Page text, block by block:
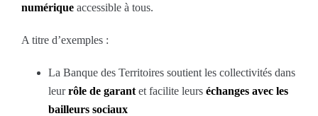
numérique accessible à tous.
A titre d’exemples :
La Banque des Territoires soutient les collectivités dans
leurrôle de garantet facilite leurs échanges avec les
bailleurs sociaux